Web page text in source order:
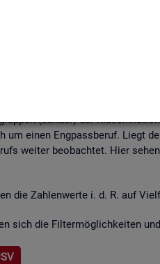
jähr­lich die
(Län­der) der
einen Eng­pass­be­ruf. Liegt
wei­ter be­ob­ach­tet. Hier
die Zah­len­wer­te i. d. R. auf
sich die Fil­ter­mög­lich­kei­ten